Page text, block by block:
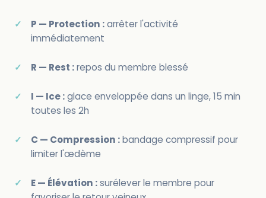
P — Protection :arrêter l'activité
immédiatement
R — Rest :repos du membre blessé
I — Ice :glace enveloppée dans un linge, 15 min
toutes les 2h
C — Compression :bandage compressif pour
limiter l'œdème
E — Élévation :surélever le membre pour